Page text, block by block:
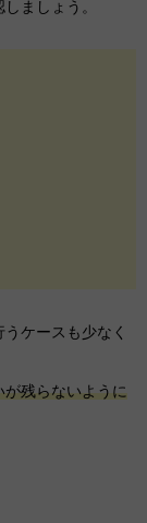
ましょう。
ケースも少なく
が残らないように